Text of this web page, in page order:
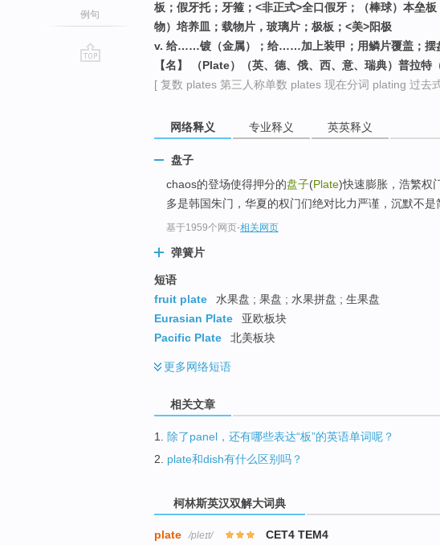
例句
板；假牙托；牙箍；<非正式>全口假牙；（棒球）本垒
物）培养皿；载物片，玻璃片；极板；<美>阳极
v. 给……镀（金属）；给……加上装甲；用鳞片覆盖；摆
【名】 （Plate）（英、德、俄、西、意、瑞典）普拉特
[ 复数 plates 第三人称单数 plates 现在分词 plating 过去
网络释义 专业释义 英英释义
盘子
chaos的登场使得押分的盘子(Plate)快速膨胀，浩繁权
多是韩国朱门，华夏的权门们绝对比力严谨，沉默不是
基于1959个网页-相关网页
弹簧片
短语
fruit plate
水果盘 ; 果盘 ; 水果拼盘 ; 生果盘
Eurasian Plate
亚欧板块
Pacific Plate
北美板块
更多网络短语
相关文章
1.
除了panel，还有哪些表达“板”的英语单词呢？
2. plate和dish有什么区别吗？
柯林斯英汉双解大词典
plate /pleɪt/ CET4 TEM4